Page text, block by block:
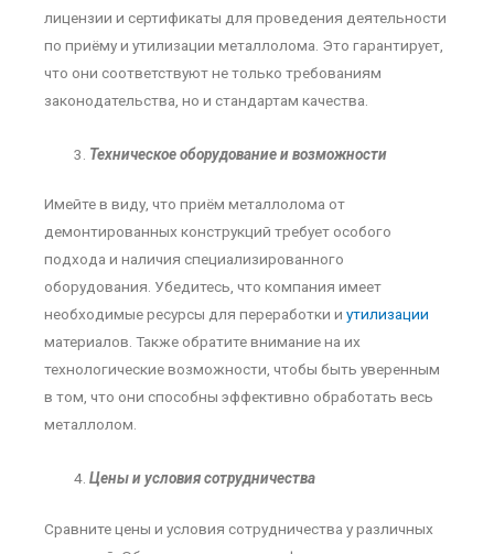
лицензии и сертификаты для проведения деятельности
по приёму и утилизации металлолома. Это гарантирует,
что они соответствуют не только требованиям
законодательства, но и стандартам качества.
Техническое оборудование и возможности
Имейте в виду, что приём металлолома от
демонтированных конструкций требует особого
подхода и наличия специализированного
оборудования. Убедитесь, что компания имеет
необходимые ресурсы для переработки и утилизации
материалов. Также обратите внимание на их
технологические возможности, чтобы быть уверенным
в том, что они способны эффективно обработать весь
металлолом.
Цены и условия сотрудничества
Сравните цены и условия сотрудничества у различных